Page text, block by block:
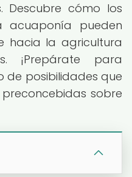
Descubre cómo los
acuaponía pueden
hacia la agricultura
¡Prepárate para
de posibilidades que
sobre